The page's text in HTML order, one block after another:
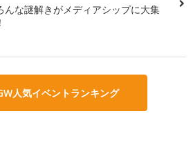
んな謎解きがメディアシップに大集
人気イベントランキング